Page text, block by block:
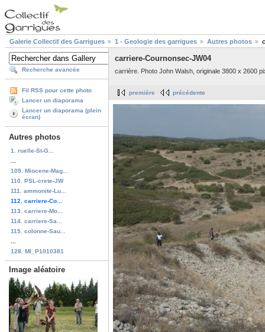
Galerie Collectif des Garrigues 1 - Geologie des garrigues Autres photos
Recherche avancée
Fil RSS pour cette photo
Lancer un diaporama
Lancer un diaporama (plein
écran)
Autres photos
1. ruelle-St-G...
109. Miocene-Mag...
110. PSL-crete-JW
111. ammonite-Lu...
112. carriere-Co...
113. carriere-Mo...
114. carriere-Sa...
115. colonne-Sau...
128. MI_P1010381
Image aléatoire
carriere-Cournonsec-JW04
carrière. Photo John Walsh, originale 3800 x 2600
première précédente